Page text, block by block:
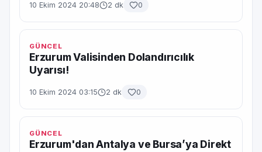
10 Ekim 2024 20:48 2 dk 0
GÜNCEL
Erzurum Valisinden Dolandırıcılık
Uyarısı!
10 Ekim 2024 03:15 2 dk 0
GÜNCEL
Erzurum'dan Antalya ve Bursa’ya Direkt